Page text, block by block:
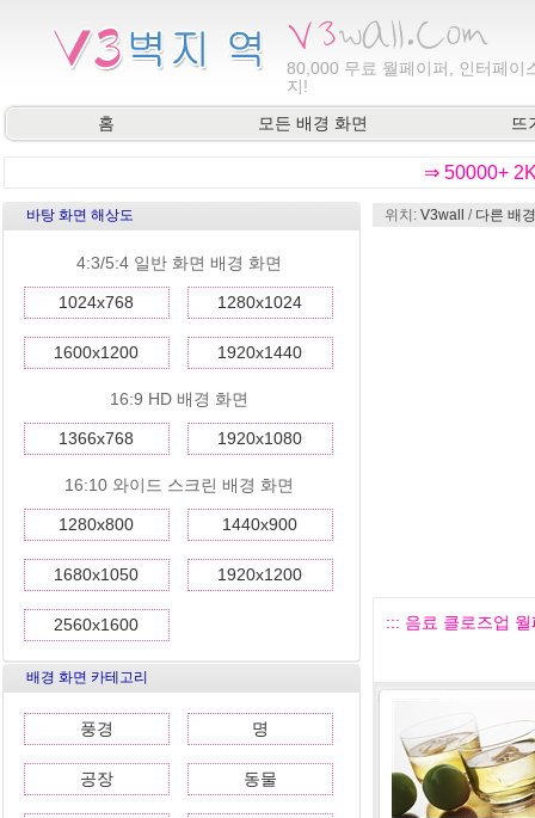
80,000 무료 월페이퍼, 인터페이
지!
홈
모든 배경 화면 뜨
⇒ 50000+
바탕 화면 해상도
4:3/5:4 일반 화면 배경 화면
1024x768 1280x1024
1600x1200 1920x1440
16:9 HD 배경 화면
1366x768 1920x1080
16:10 와이드 스크린 배경 화면
1280x800 1440x900
1680x1050 1920x1200
2560x1600
배경 화면 카테고리
풍경 명
공장 동물
위치: V3wall / 다른 배
::: 음료 클로즈업